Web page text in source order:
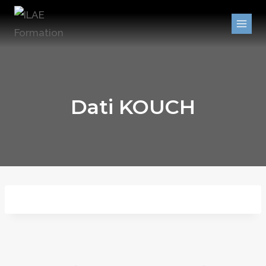
Aller
Dati KOUCH